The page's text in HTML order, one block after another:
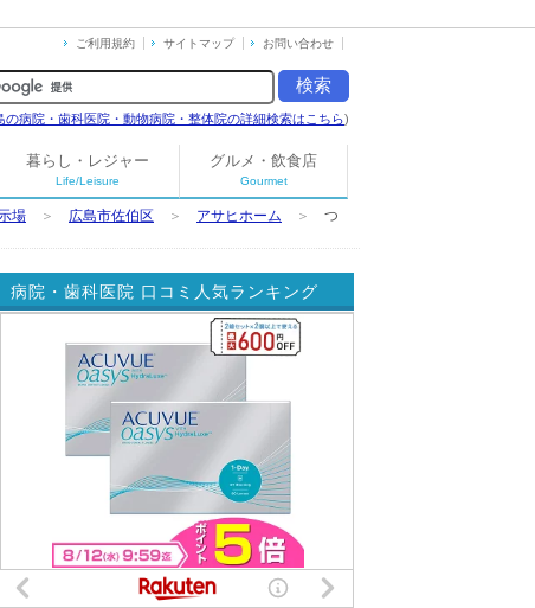
の病院・歯科医院・動物病院・整体院の詳細検索はこちら)
ご利用規約 サイトマップ お問い合わせ
暮らし・レジャー
Life/Leisure
グルメ・飲食店
Gourmet
場 ＞ 広島市佐伯区 ＞ アサヒホーム ＞ つ
病院・歯科医院 口コミ人気ランキング